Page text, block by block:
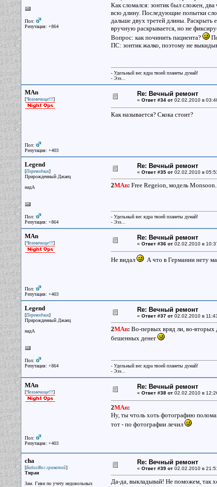
Пол:
Репутация: +864
Как сломался: зонтик был сложен,
всю длину. Последующие попытки
дальше двух третей длины. Раскрыть
вручную раскрывается, но не
Вопрос: как починить пациента?
ПС: зонтик жалко, поэтому не
- Удельный вес ядра твоей планеты думай!
- Эээ...
MAn
[Человечище!!!]
Пол:
Репутация: +403
Re: Вечный ремонт
« Ответ #34 от02.02.2010 в
Как называется? Скока стоит?
Legend
[Переводчик]
Прирожденный Джаец
надА
Пол:
Репутация: +864
Re: Вечный ремонт
« Ответ #35 от02.02.2010 в
2MAn: Free Regeion, модель
- Удельный вес ядра твоей планеты думай!
- Эээ...
MAn
[Человечище!!!]
Пол:
Репутация: +403
Re: Вечный ремонт
« Ответ #36 от02.02.2010 в
Не видал А что в Германии нету
Legend
[Переводчик]
Прирожденный Джаец
надА
Пол:
Репутация: +864
Re: Вечный ремонт
« Ответ #37 от02.02.2010 в
2MAn: Во-первых вряд ли, во-вторых
бешенных денег
- Удельный вес ядра твоей планеты думай!
- Эээ...
MAn
[Человечище!!!]
Пол:
Репутация: +403
Re: Вечный ремонт
« Ответ #38 от02.02.2010 в
2MAn:
Ну, ты чтоль хоть фотографию
тот - по фотографии лечил
cha
[БибизЯн с гранатой]
Тиран
Зам. Гиви по учету недовольных
Re: Вечный ремонт
« Ответ #39 от02.02.2010 в
Да-да, выкладывай! Не поможем, так